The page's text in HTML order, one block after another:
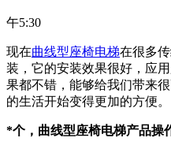
午5:30
现在曲线型座椅电梯在很多
装，它的安装效果很好，应
果都不错，能够给我们带来
的生活开始变得更加的方便。
*个，曲线型座椅电梯产品操